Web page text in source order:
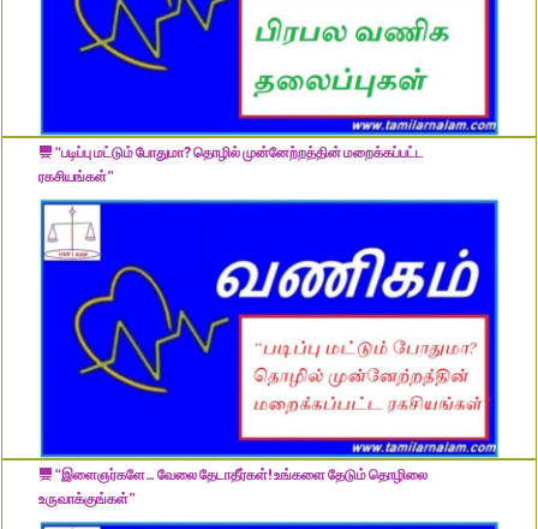
“படிப்பு மட்டும் போதுமா? தொழில் முன்னேற்றத்தின் மறைக்கப்பட்ட
ரகசியங்கள்”
“இளைஞர்களே… வேலை தேடாதீர்கள்! உங்களை தேடும் தொழிலை
உருவாக்குங்கள்”